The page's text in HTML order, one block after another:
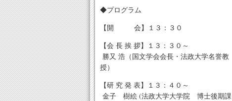
◆プログラム
【開 会】１３：３０
【会 長 挨 拶】１３：３０～
勝又 浩（国文学会会長・法政大学名誉教
授）
【研 究 発 表】１３：４０～
金子 樹絵 (法政大学大学院 博士後期課